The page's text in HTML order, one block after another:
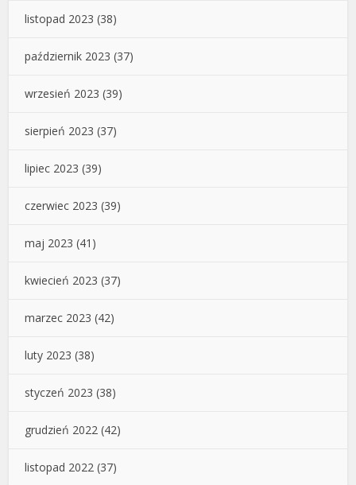
listopad 2023 (38)
październik 2023 (37)
wrzesień 2023 (39)
sierpień 2023 (37)
lipiec 2023 (39)
czerwiec 2023 (39)
maj 2023 (41)
kwiecień 2023 (37)
marzec 2023 (42)
luty 2023 (38)
styczeń 2023 (38)
grudzień 2022 (42)
listopad 2022 (37)